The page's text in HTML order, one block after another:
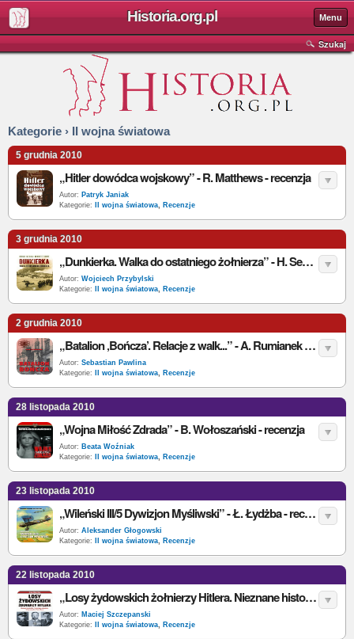
Historia.org.pl Menu
Szukaj
Kategorie › II wojna światowa
5 grudnia 2010
„Hitler dowódca wojskowy” - R. Matthews - recenzja
Autor: Patryk Janiak
Kategorie:
II wojna światowa, Recenzje
3 grudnia 2010
„Dunkierka. Walka do ostatniego żołnierza” - H. Sebag-Montefiore - recenzja
Autor: Wojciech Przybylski
Kategorie:
II wojna światowa, Recenzje
2 grudnia 2010
„Batalion ‚Bończa’. Relacje z walk...” - A. Rumianek (oprac.) - recenzja
Autor: Sebastian Pawlina
Kategorie:
II wojna światowa, Recenzje
28 listopada 2010
„Wojna Miłość Zdrada” - B. Wołoszański - recenzja
Autor: Beata Woźniak
Kategorie:
II wojna światowa, Recenzje
23 listopada 2010
„Wileński III/5 Dywizjon Myśliwski” - Ł. Łydżba - recenzja
Autor: Aleksander Głogowski
Kategorie:
II wojna światowa, Recenzje
22 listopada 2010
„Losy żydowskich żołnierzy Hitlera. Nieznane historie...” - B.M Rigg - recenzja
Autor: Maciej Szczepanski
Kategorie:
II wojna światowa, Recenzje